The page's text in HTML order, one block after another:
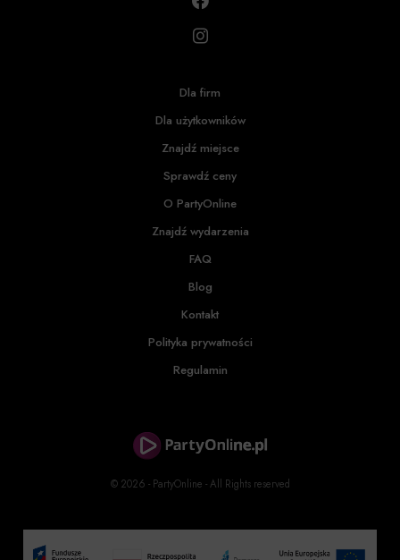
© 2026 - PartyOnline - All Rights reserved
Dla firm
Dla użytkowników
Znajdź miejsce
Sprawdź ceny
O PartyOnline
Znajdź wydarzenia
FAQ
Blog
Kontakt
Polityka prywatności
Regulamin